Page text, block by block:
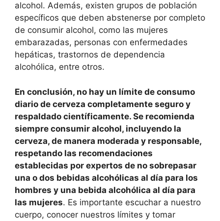
alcohol. Además, existen grupos de población
específicos que deben abstenerse por completo
de consumir alcohol, como las mujeres
embarazadas, personas con enfermedades
hepáticas, trastornos de dependencia
alcohólica, entre otros.
En conclusión, no hay un límite de consumo
diario de cerveza completamente seguro y
respaldado científicamente. Se recomienda
siempre consumir alcohol, incluyendo la
cerveza, de manera moderada y responsable,
respetando las recomendaciones
establecidas por expertos de no sobrepasar
una o dos bebidas alcohólicas al día para los
hombres y una bebida alcohólica al día para
las mujeres. Es importante escuchar a nuestro
cuerpo, conocer nuestros límites y tomar